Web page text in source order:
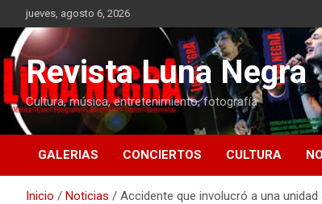
Saltar
al
contenido
jueves, agosto 6, 2026
Revista Luna Negra
Cultura, música, entretenimiento, fotografía
GALERIAS CONCIERTOS CULTURA
Inicio Noticias Accidente que involucró a una